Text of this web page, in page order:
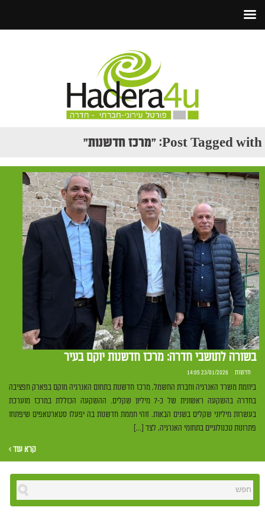
Post Tagged with: "מרכז חדשנות"
בשורה לתושבי חדרה: מרכז חדשנות יוקם בעיר
חדשות 23/01/2026 14:05
ביוזמת משרד האנרגיה וחברת החשמל, מרכז חדשנות בתחום האנרגיה מוקם בפארק חפציבה
בחדרה בהשקעה ראשונית של כ-7 מיליון שקלים. ההשקעה הכוללת במרכז מוערכת
בעשרות מיליוני שקלים בשנים הבאות. זוהי חממת חדשנות בה יפעלו סטארטאפים שיפתחו
פתרונות טכנולוגיים בתחומי האנרגיה, לצד […]
קרא עוד ›